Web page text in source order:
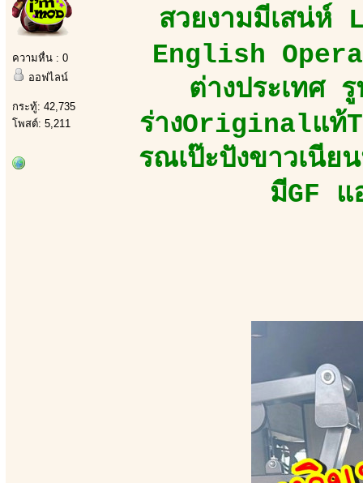
ความหื่น : 0
ออฟไลน์
กระทู้: 42,735
โพสต์: 5,211
สวยงามมีเสน่ห์
English
ต่างประเทศ
ร่างOriginalแท้
รณเป๊ะปังขาวเนีย
มีGF แ